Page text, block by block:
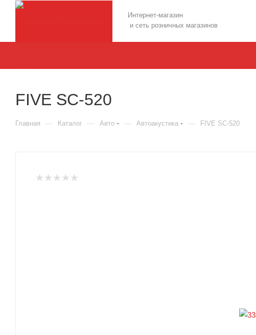
Интернет-магазин
и сеть розничных магазинов
FIVE SC-520
Главная — Каталог — Авто — Автоакустика — FIVE SC-520